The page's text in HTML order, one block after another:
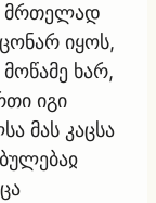
მრთელად
იყოს,
მოწამე ხარ,
იგი
მას კაცსა